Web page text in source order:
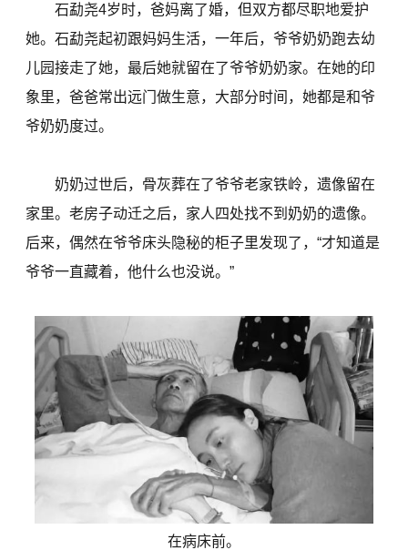
石勐尧4岁时，爸妈离了婚，但双方都尽职地爱护
她。石勐尧起初跟妈妈生活，一年后，爷爷奶奶跑去幼
儿园接走了她，最后她就留在了爷爷奶奶家。在她的印
象里，爸爸常出远门做生意，大部分时间，她都是和爷
爷奶奶度过。
奶奶过世后，骨灰葬在了爷爷老家铁岭，遗像留在
家里。老房子动迁之后，家人四处找不到奶奶的遗像。
后来，偶然在爷爷床头隐秘的柜子里发现了，“才知道是
爷爷一直藏着，他什么也没说。”
在病床前。